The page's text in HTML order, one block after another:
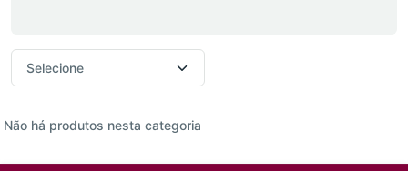
Não há produtos nesta categoria